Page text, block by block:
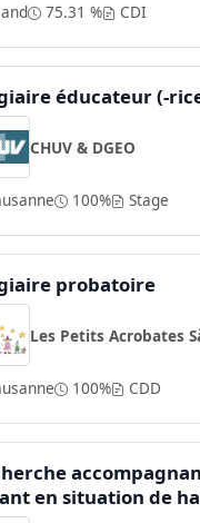
75.31 % CDI
éducateur (-
CHUV & DGEO
100% Stage
probatoire
Les Petits Acrobates
100% CDD
en situation de